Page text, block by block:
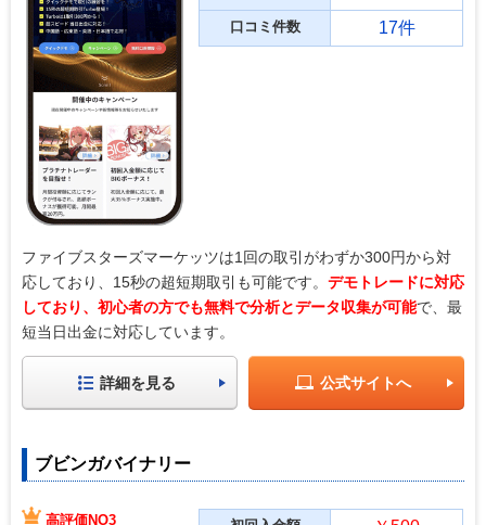
口コミ件数 17件
ファイブスターズマーケッツは1回の取引がわずか300円から対
応しており、15秒の超短期取引も可能です。 デモトレードに対応
しており、初心者の方でも無料で分析とデータ収集が可能で、最
短当日出金に対応しています。
詳細を見る 公式サイトへ
ブビンガバイナリー
高評価NO3